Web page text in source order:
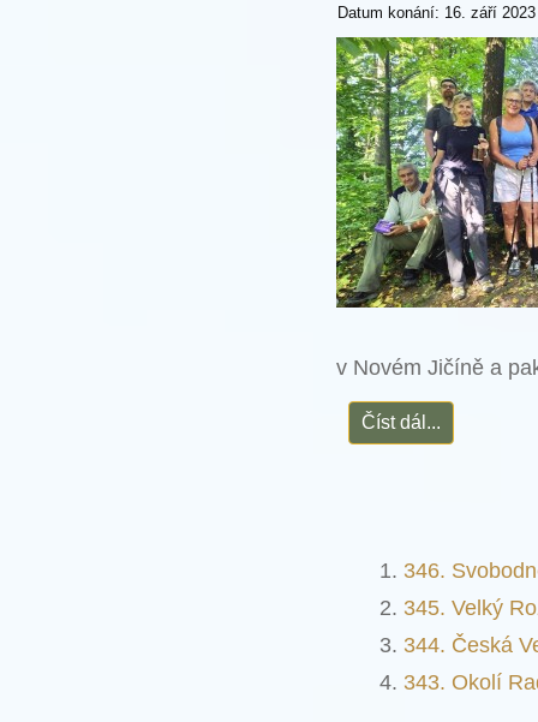
Datum konání: 16. září 2023
v Novém Jičíně a
Číst dál...
346.
345. Velký
344. Česká
343. Okolí